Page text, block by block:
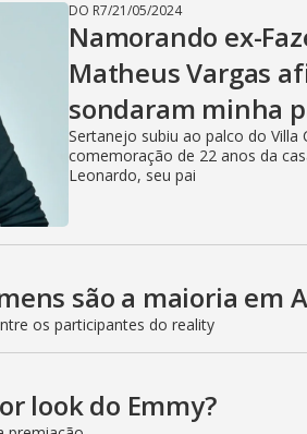
DO R7/21/05/2024
Namorando ex-
Matheus Vargas
sondaram minha
Sertanejo subiu ao palco do Villa
comemoração de 22 anos da
Leonardo, seu pai
são a maioria em
os participantes do reality
look do Emmy?